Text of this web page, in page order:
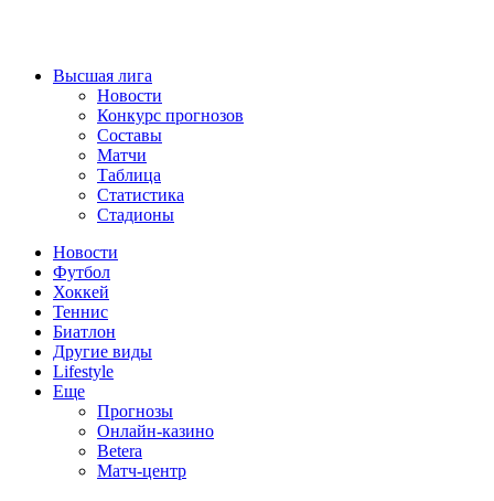
Высшая лига
Новости
Конкурс прогнозов
Составы
Матчи
Таблица
Статистика
Стадионы
Новости
Футбол
Хоккей
Теннис
Биатлон
Другие виды
Lifestyle
Еще
Прогнозы
Онлайн-казино
Betera
Матч-центр